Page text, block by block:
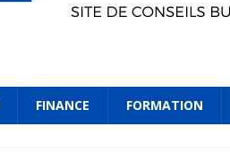
FINANCE FORMATION